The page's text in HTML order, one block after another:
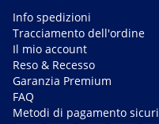
Info spedizioni
Tracciamento dell'ordine
Il mio account
Reso & Recesso
Garanzia Premium
FAQ
Metodi di pagamento sicuri